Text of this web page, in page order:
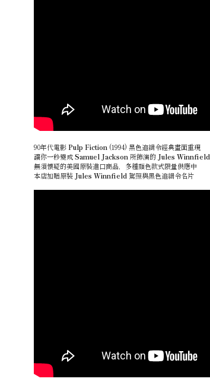
90年代電影Pulp Fiction (1994) 黑色追緝令經典畫面重現
讓你一秒變成Samuel Jackson 所飾演的 Jules Winnfield
無須懷疑的美國原裝進口商品，多種顏色款式限量供應中
本店加贈原裝 Jules Winnfield 駕照與黑色追緝令名片